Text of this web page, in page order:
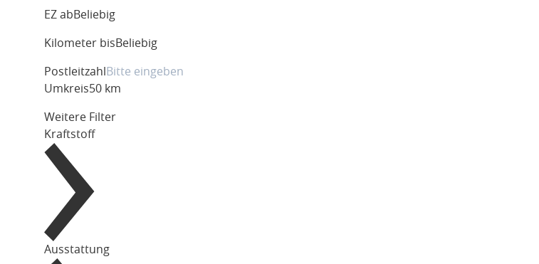
EZ ab Beliebig
Kilometer bis Beliebig
Postleitzahl
Umkreis50 km
Weitere Filter
Kraftstoff
Ausstattung